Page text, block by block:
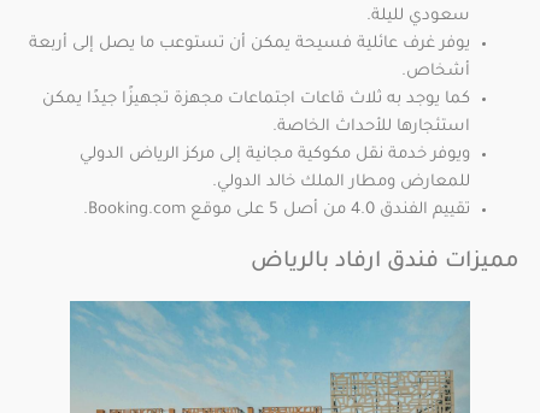
سعودي لليلة.
يوفر غرف عائلية فسيحة يمكن أن تستوعب ما يصل إلى أربعة
أشخاص.
كما يوجد به ثلاث قاعات اجتماعات مجهزة تجهيزًا جيدًا يمكن
استئجارها للأحداث الخاصة.
ويوفر خدمة نقل مكوكية مجانية إلى مركز الرياض الدولي
للمعارض ومطار الملك خالد الدولي.
تقييم الفندق 4.0 من أصل 5 على موقع Booking.com.
مميزات فندق ارفاد بالرياض